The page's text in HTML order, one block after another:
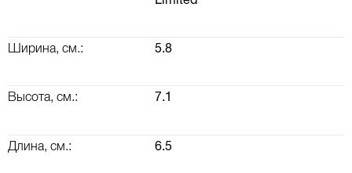
Ширина, см.: 5.8
Высота, см.: 7.1
Длина, см.: 6.5